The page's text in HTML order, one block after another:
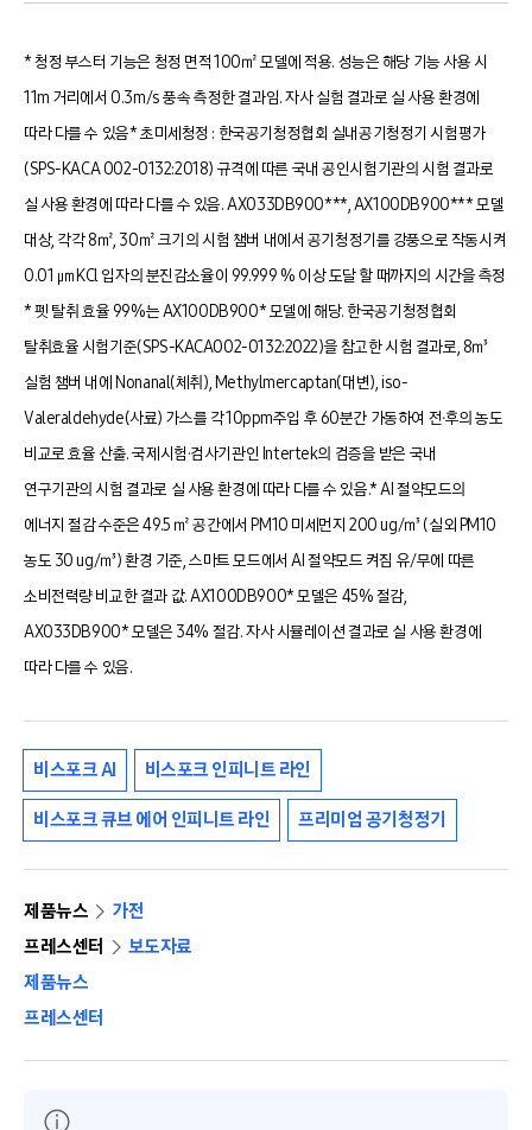
* 청정 부스터 기능은 청정 면적 100㎡ 모델에 적용. 성능은 해당 기능 사용 시
11m 거리에서 0.3m/s 풍속 측정한 결과임. 자사 실험 결과로 실 사용 환경에
따라 다를 수 있음* 초미세청정 : 한국공기청정협회 실내공기청정기 시험평가
(SPS-KACA 002-0132:2018) 규격에 따른 국내 공인시험기관의 시험 결과로
실 사용 환경에 따라 다를 수 있음. AX033DB900***, AX100DB900*** 모델
대상, 각각 8㎡, 30㎡ 크기의 시험 챔버 내에서 공기청정기를 강풍으로 작동시켜
0.01 ㎛ KCl 입자의 분진감소율이 99.999 % 이상 도달 할 때까지의 시간을 측정
* 펫 탈취 효율 99%는 AX100DB900* 모델에 해당. 한국공기청정협회
탈취효율 시험기준(SPS-KACA002-0132:2022)을 참고한 시험 결과로, 8㎥
실험 챔버 내에 Nonanal(체취), Methylmercaptan(대변), iso-
Valeraldehyde(사료) 가스를 각 10ppm주입 후 60분간 가동하여 전∙후의 농도
비교로 효율 산출. 국제시험·검사기관인 Intertek의 검증을 받은 국내
연구기관의 시험 결과로 실 사용 환경에 따라 다를 수 있음.* AI 절약모드의
에너지 절감 수준은 49.5 ㎡ 공간에서 PM10 미세먼지 200 ug/㎥ (실외 PM10
농도 30 ug/㎥) 환경 기준, 스마트 모드에서 AI 절약모드 켜짐 유/무에 따른
소비전력량 비교한 결과 값. AX100DB900* 모델은 45% 절감,
AX033DB900* 모델은 34% 절감. 자사 시뮬레이션 결과로 실 사용 환경에
따라 다를 수 있음.
비스포크 AI 비스포크 인피니트 라인
비스포크 큐브 에어 인피니트 라인 프리미엄 공기청정기
제품뉴스
가전
프레스센터
보도자료
제품뉴스
프레스센터